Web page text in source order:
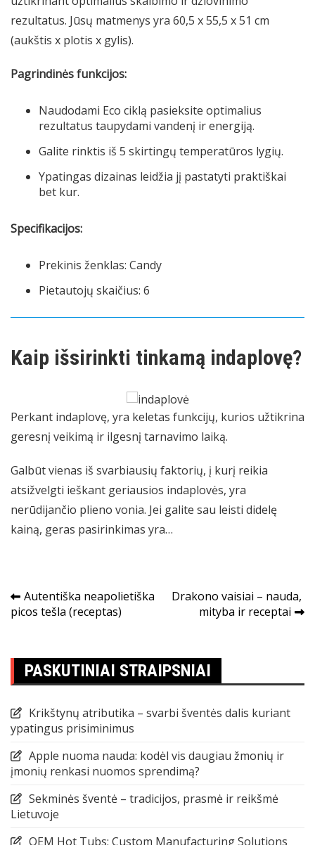
rezultatus. Jūsų matmenys yra 60,5 x 55,5 x 51 cm
(aukštis x plotis x gylis).
Pagrindinės funkcijos:
Naudodami Eco ciklą pasieksite optimalius
rezultatus taupydami vandenį ir energiją.
Galite rinktis iš 5 skirtingų temperatūros lygių.
Ypatingas dizainas leidžia jį pastatyti praktiškai
bet kur.
Specifikacijos:
Prekinis ženklas: Candy
Pietautojų skaičius: 6
Kaip išsirinkti tinkamą indaplovę?
Perkant indaplovę, yra keletas funkcijų, kurios užtikrina
geresnį veikimą ir ilgesnį tarnavimo laiką.
Galbūt vienas iš svarbiausių faktorių, į kurį reikia
atsižvelgti ieškant geriausios indaplovės, yra
nerūdijančio plieno vonia. Jei galite sau leisti didelę
kainą, geras pasirinkimas yra…
Navigacija
tarp
Autentiška neapolietiška
picos tešla (receptas)
Drakono vaisiai – nauda, ​​
mityba ir receptai
PASKUTINIAI STRAIPSNIAI
Krikštynų atributika – svarbi šventės dalis kuriant
ypatingus prisiminimus
Apple nuoma nauda: kodėl vis daugiau žmonių ir
įmonių renkasi nuomos sprendimą?
Sekminės šventė – tradicijos, prasmė ir reikšmė
Lietuvoje
OEM Hot Tubs: Custom Manufacturing Solutions